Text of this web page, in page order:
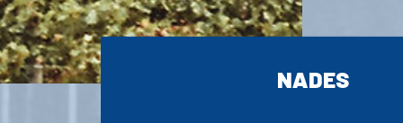
NADES